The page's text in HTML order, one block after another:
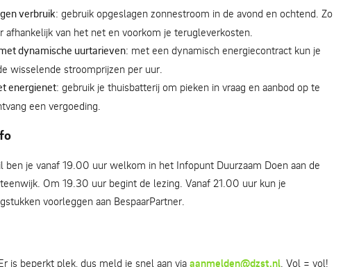
verbruik: gebruik opgeslagen zonnestroom in de avond en ochtend. Zo
afhankelijk van het net en voorkom je terugleverkosten.
dynamische uurtarieven: met een dynamisch energiecontract kun je
wisselende stroomprijzen per uur.
energienet: gebruik je thuisbatterij om pieken in vraag en aanbod op te
een vergoeding.
ben je vanaf 19.00 uur welkom in het Infopunt Duurzaam Doen aan de
Om 19.30 uur begint de lezing. Vanaf 21.00 uur kun je
voorleggen aan BespaarPartner.
is beperkt plek, dus meld je snel aan viaaanmelden@dzst.nl. Vol = vol!